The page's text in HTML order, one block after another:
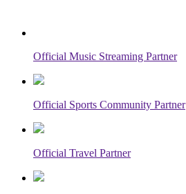
Official Music Streaming Partner
Official Sports Community Partner
Official Travel Partner